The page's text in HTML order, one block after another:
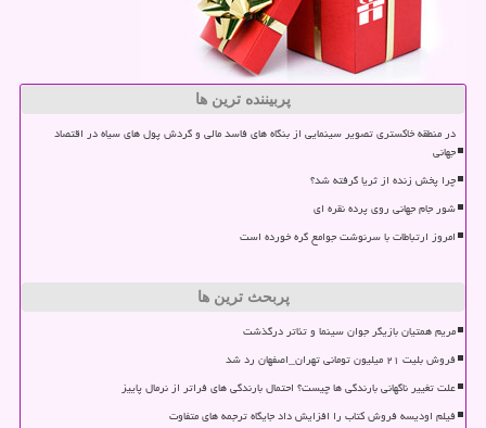
پربیننده ترین ها
در منطقه خاکستری تصویر سینمایی از بنگاه های فاسد مالی و گردش پول های سیاه در اقتصاد
جهانی
چرا پخش زنده از ثریا گرفته شد؟
شور جام جهانی روی پرده نقره ای
امروز ارتباطات با سرنوشت جوامع گره خورده است
پربحث ترین ها
مریم همتیان بازیگر جوان سینما و تئاتر درگذشت
فروش بلیت ۲۱ میلیون تومانی تهران_اصفهان رد شد
علت تغییر ناگهانی بارندگی ها چیست؟ احتمال بارندگی های فراتر از نرمال پاییز
فیلم اودیسه فروش کتاب را افزایش داد جایگاه ترجمه های متفاوت